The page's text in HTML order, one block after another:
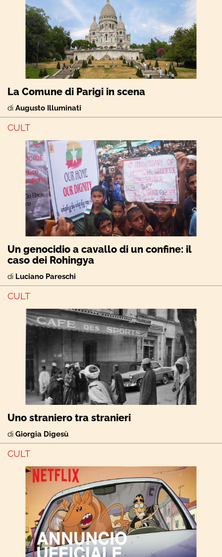
La Comune di Parigi in scena
di Augusto Illuminati
CULT
Un genocidio a cavallo di un confine: il
caso dei Rohingya
di Luciano Pareschi
CULT
Uno straniero tra stranieri
di Giorgia Digesù
CULT